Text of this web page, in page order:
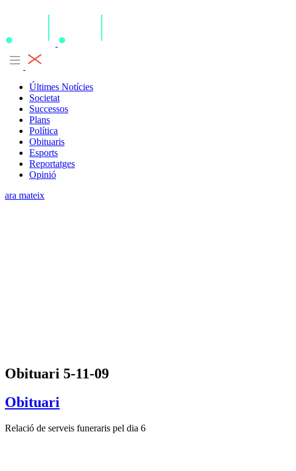
Últimes Notícies
Societat
Successos
Plans
Política
Obituaris
Esports
Reportatges
Opinió
ara mateix
Obituari 5-11-09
Obituari
Relació de serveis funeraris pel dia 6